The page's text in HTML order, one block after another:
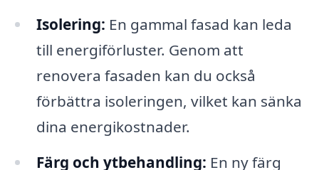
Isolering: En gammal fasad kan leda
till energiförluster. Genom att
renovera fasaden kan du också
förbättra isoleringen, vilket kan sänka
dina energikostnader.
Färg och ytbehandling: En ny färg